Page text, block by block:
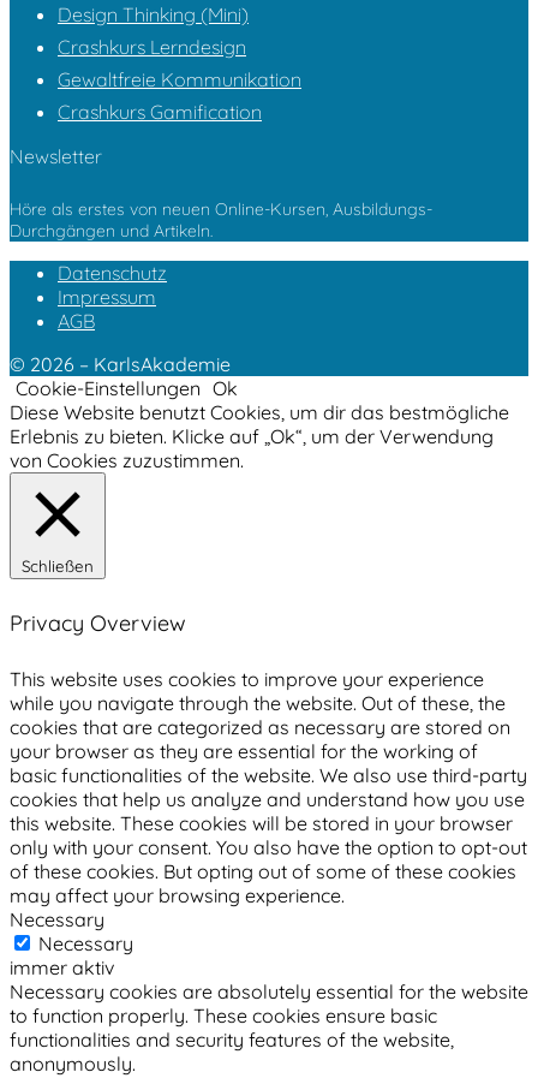
Design Thinking (Mini)
Crashkurs Lerndesign
Gewaltfreie Kommunikation
Crashkurs Gamification
Newsletter
Höre als erstes von neuen Online-Kursen, Ausbildungs-
Durchgängen und Artikeln.
Datenschutz
Impressum
AGB
© 2026 – KarlsAkademie
Cookie-Einstellungen Ok
Diese Website benutzt Cookies, um dir das bestmögliche
Erlebnis zu bieten. Klicke auf „Ok“, um der Verwendung
von Cookies zuzustimmen.
Schließen
Privacy Overview
This website uses cookies to improve your experience
while you navigate through the website. Out of these, the
cookies that are categorized as necessary are stored on
your browser as they are essential for the working of
basic functionalities of the website. We also use third-party
cookies that help us analyze and understand how you use
this website. These cookies will be stored in your browser
only with your consent. You also have the option to opt-out
of these cookies. But opting out of some of these cookies
may affect your browsing experience.
Necessary
Necessary
immer aktiv
Necessary cookies are absolutely essential for the website
to function properly. These cookies ensure basic
functionalities and security features of the website,
anonymously.